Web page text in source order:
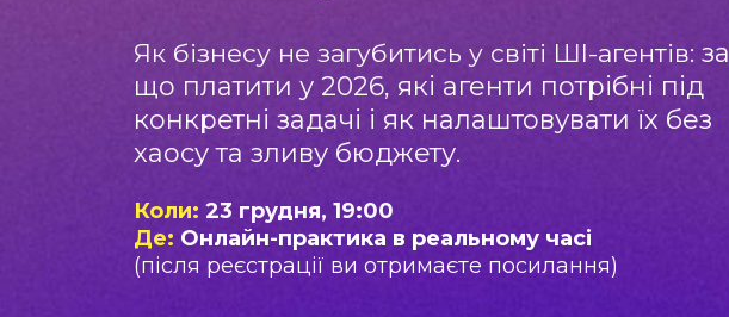
Як бізнесу не загубитись у світі ШІ-агентів: за
що платити у 2026, які агенти потрібні під
конкретні задачі і як налаштовувати їх без
хаосу та зливу бюджету.
Коли: 23 грудня, 19:00
Де: Онлайн-практика в реальному часі
(після реєстрації ви отримаєте посилання)